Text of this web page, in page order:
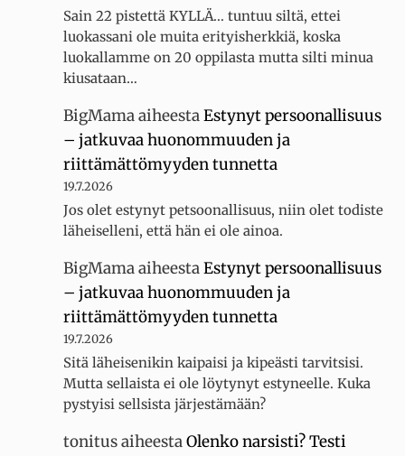
Sain 22 pistettä KYLLÄ... tuntuu siltä, ettei
luokassani ole muita erityisherkkiä, koska
luokallamme on 20 oppilasta mutta silti minua
kiusataan…
BigMamaaiheestaEstynyt persoonallisuus
– jatkuvaa huonommuuden ja
riittämättömyyden tunnetta
19.7.2026
Jos olet estynyt petsoonallisuus, niin olet todiste
läheiselleni, että hän ei ole ainoa.
BigMamaaiheestaEstynyt persoonallisuus
– jatkuvaa huonommuuden ja
riittämättömyyden tunnetta
19.7.2026
Sitä läheisenikin kaipaisi ja kipeästi tarvitsisi.
Mutta sellaista ei ole löytynyt estyneelle. Kuka
pystyisi sellsista järjestämään?
tonitusaiheestaOlenko narsisti? Testi